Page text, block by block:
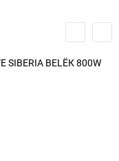
SIBERIA BELЁК 800W